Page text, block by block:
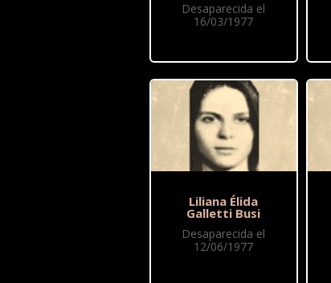
Desaparecida el
16/03/1977
Liliana Élida
Galletti Busi
Desaparecida el
12/06/1977